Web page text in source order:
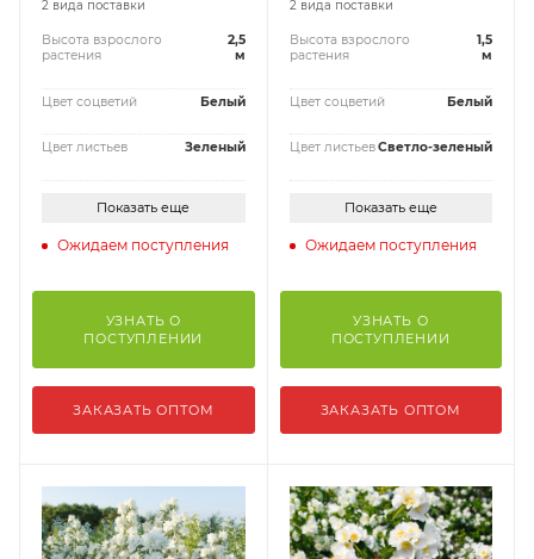
2 вида поставки
Высота взрослого
растения
2,5
м
Цвет соцветий Белый
Цвет листьев Зеленый
Показать еще
Ожидаем поступления
УЗНАТЬ О
ПОСТУПЛЕНИИ
ЗАКАЗАТЬ ОПТОМ
2 вида поставки
Высота взрослого
растения
1,5
м
Цвет соцветий Белый
Цвет листьевСветло-зеленый
Показать еще
Ожидаем поступления
УЗНАТЬ О
ПОСТУПЛЕНИИ
ЗАКАЗАТЬ ОПТОМ